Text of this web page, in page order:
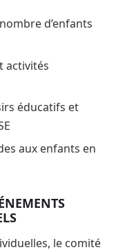
d’enfants
activités
éducatifs et
aux enfants en
le comité